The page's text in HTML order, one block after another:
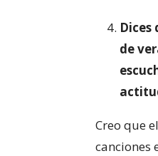
Dices
de
Creo que
canciones